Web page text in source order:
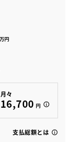
月々
16,700 円
支払総額とは